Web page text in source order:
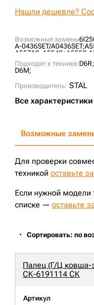
Возможные замены
A-0436SET/A0436SET;
A5571S=A5549+A5550;
AGM-A5549-S;
KW2833;
RS3504+RS3505;
Подходит к технике:D6R;
D6M;
Производитель: STAL
Все характеристики
Нашли дешевле?
Возможные
Для проверки
техникой оставьте
Если нужной модели
списке — оставьте
Сортировать: по
Палец (Г/Ц ковша-
СК-6191114 СК
Артикул